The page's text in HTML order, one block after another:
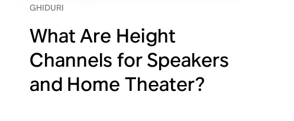
GHIDURI
What Are Height
Channels for Speakers
and Home Theater?